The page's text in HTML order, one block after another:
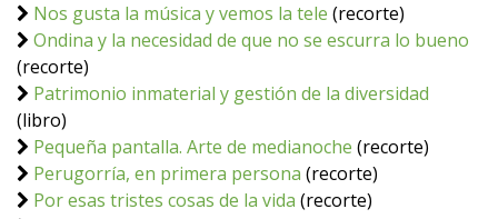
Nos gusta la música y vemos la tele (recorte)
Ondina y la necesidad de que no se escurra lo bueno
(recorte)
Patrimonio inmaterial y gestión de la diversidad
(libro)
Pequeña pantalla. Arte de medianoche (recorte)
Perugorría, en primera persona (recorte)
Por esas tristes cosas de la vida (recorte)